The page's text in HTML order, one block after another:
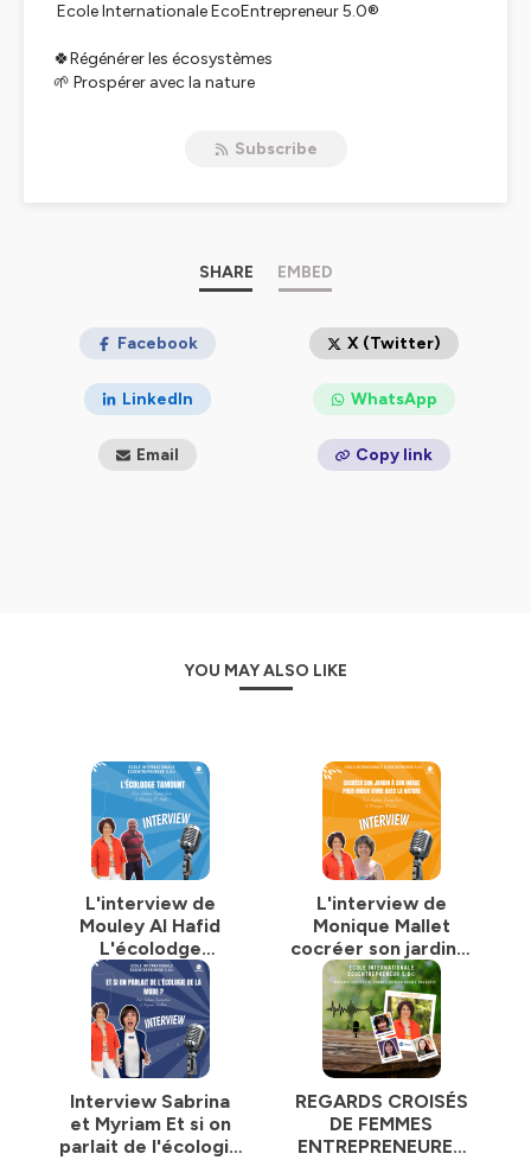
Ecole Internationale EcoEntrepreneur 5.0®
🍀Régénérer les écosystèmes
🌱 Prospérer avec la nature
Subscribe
SHARE EMBED
Facebook X (Twitter)
LinkedIn WhatsApp
Email Copy link
YOU MAY ALSO LIKE
L'interview de
Mouley Al Hafid
L'écolodge
Tamount
L'interview de
Monique Mallet
cocréer son jardin à
son image pour
mieux vivre avec la
nature
Interview Sabrina
et Myriam Et si on
parlait de l'écologie
REGARDS CROISÉS
DE FEMMES
ENTREPRENEURES